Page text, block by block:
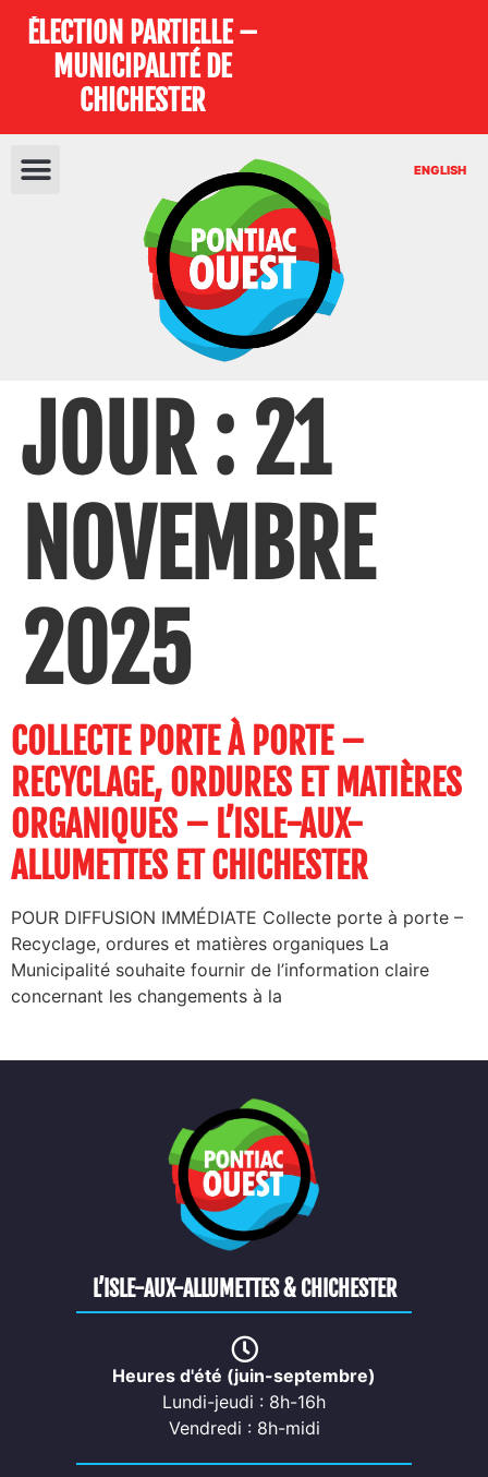
ÉLECTION PARTIELLE –
MUNICIPALITÉ DE
CHICHESTER
ENGLISH
JOUR :21
NOVEMBRE
2025
COLLECTE PORTE À PORTE –
RECYCLAGE, ORDURES ET MATIÈRES
ORGANIQUES – L’ISLE-AUX-
ALLUMETTES ET CHICHESTER
POUR DIFFUSION IMMÉDIATE Collecte porte à porte –
Recyclage, ordures et matières organiques La
Municipalité souhaite fournir de l’information claire
concernant les changements à la
L’ISLE-AUX-ALLUMETTES & CHICHESTER
Heures d'été (juin-septembre)
Lundi-jeudi : 8h-16h
Vendredi : 8h-midi